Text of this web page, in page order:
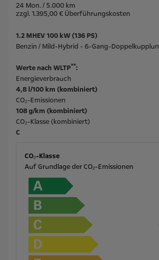
24 Mon. / 5.000 km
zzgl. 1.395,00 € Überführungskosten
1.2 MHEV 100 kW (136 PS)
Benzin / Mild-Hybrid - 6-Gang-
Werte nach WLTP**:
Energieverbrauch
4,8 l/100 km (kombiniert)
CO₂-Emissionen
108 g/km (kombiniert)
CO₂-Klasse (kombiniert)
C
CO₂-Klasse
Auf Grundlage der CO₂-Emissionen